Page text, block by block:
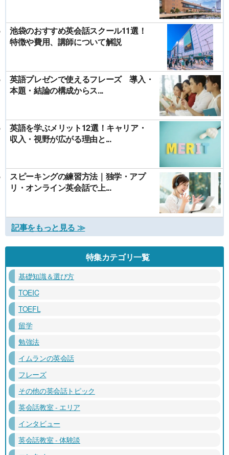
池袋のおすすめ英会話スクール11選！
特徴や費用、講師について解説
英語プレゼンで使えるフレーズ 導入・
本題・結論の構成からス...
英語を学ぶメリット12選！キャリア・
収入・視野が広がる理由と...
スピーキングの練習方法｜独学・アプ
リ・オンライン英会話で上...
記事をもっと見る ≫
特集カテゴリ一覧
基礎知識＆選び方
TOEIC
TOEFL
留学
勉強法
イムランの英会話
フレーズ
その他の英会話トピック
英会話教室 - エリア
インタビュー
英会話教室 - 体験談